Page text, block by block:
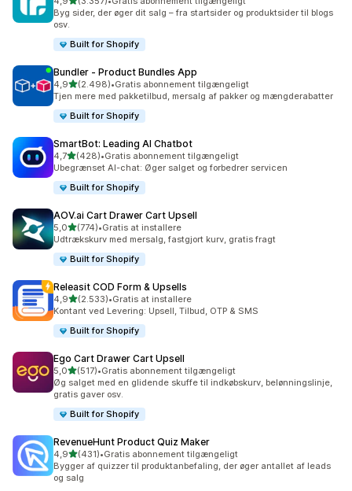
3357 anmeldelser i alt
Byg sider, der øger dit salg – fra startsider og produktsider til blogs
osv.
Built for Shopify
Bundler ‑ Product Bundles App
4,9ud af 5 stjerner
(2.498)
2498 anmeldelser i alt
•Gratis abonnement tilgængeligt
Tjen mere med pakketilbud, mersalg af pakker og mængderabatter
Built for Shopify
SmartBot: Leading AI Chatbot
4,7ud af 5 stjerner
(428)
428 anmeldelser i alt
•Gratis abonnement tilgængeligt
Ubegrænset AI-chat: Øger salget og forbedrer servicen
Built for Shopify
AOV.ai Cart Drawer Cart Upsell
5,0ud af 5 stjerner
(774)
774 anmeldelser i alt
•Gratis at installere
Udtrækskurv med mersalg, fastgjort kurv, gratis fragt
Built for Shopify
Releasit COD Form & Upsells
4,9ud af 5 stjerner
(2.533)
2533 anmeldelser i alt
•Gratis at installere
Kontant ved Levering: Upsell, Tilbud, OTP & SMS
Built for Shopify
Ego Cart Drawer Cart Upsell
5,0ud af 5 stjerner
(517)
517 anmeldelser i alt
•Gratis abonnement tilgængeligt
Øg salget med en glidende skuffe til indkøbskurv, belønningslinje,
gratis gaver osv.
Built for Shopify
RevenueHunt Product Quiz Maker
4,9ud af 5 stjerner
(431)
431 anmeldelser i alt
•Gratis abonnement tilgængeligt
Bygger af quizzer til produktanbefaling, der øger antallet af leads
og salg